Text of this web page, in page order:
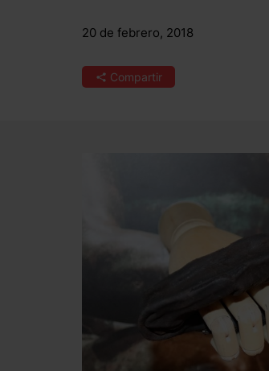
20 de febrero, 2018
Compartir